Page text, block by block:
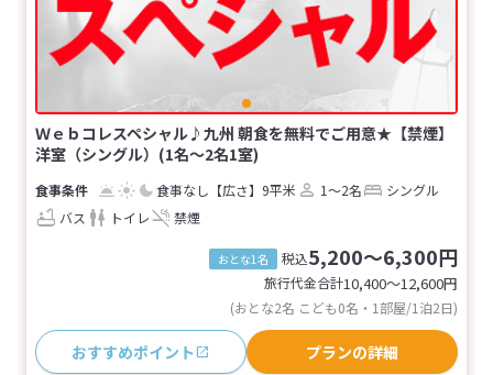
Ｗｅｂコレスペシャル♪九州 朝食を無料でご用意★【禁煙】
洋室（シングル）(1名～2名1室)
食事なし 【広さ】9平米 1～2名
シングル
バス
トイレ 禁煙
おとな1名 税込5,200～6,300円
旅行代金合計10,400〜12,600円
(おとな2名 こども0名・1部屋/1泊2日)
おすすめポイント プランの詳細